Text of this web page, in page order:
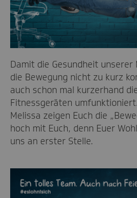
Damit die Gesundheit
die Bewegung nicht zu kurz
auch schon mal kurzerhand
Fitnessgeräten
Melissa zeigen Euch die
hoch mit Euch, denn Euer
uns an erster Stelle.